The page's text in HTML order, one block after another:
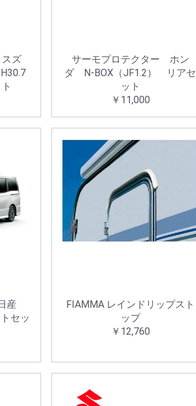
ズ
サーモプロテクター ホン
ダ N-BOX（JF1.2） リアセ
ット
￥11,000
産
セッ
FIAMMA レインドリップスト
ップ
￥12,760